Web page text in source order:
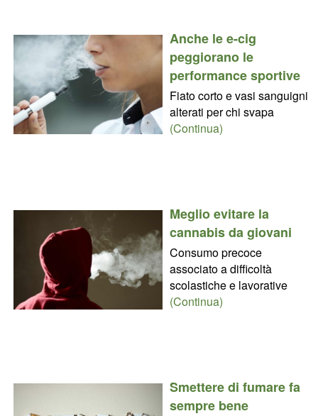
Anche le e-cig
peggiorano le
performance sportive
Fiato corto e vasi sanguigni
alterati per chi svapa
(Continua)
Meglio evitare la
cannabis da giovani
Consumo precoce
associato a difficoltà
scolastiche e lavorative
(Continua)
Smettere di fumare fa
sempre bene